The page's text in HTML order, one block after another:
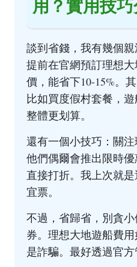
用？實用技
談到省錢，我有幾個
提前在官網預訂理想
價，能省下10-15%。
比如買度假村套餐，
整體更划算。
還有一個小技巧：關注
他們偶爾會推出限時
直接打折。我上次就
宜票。
不過，省歸省，別貪
券。理想大地遊船費
是詐騙。最好透過官方